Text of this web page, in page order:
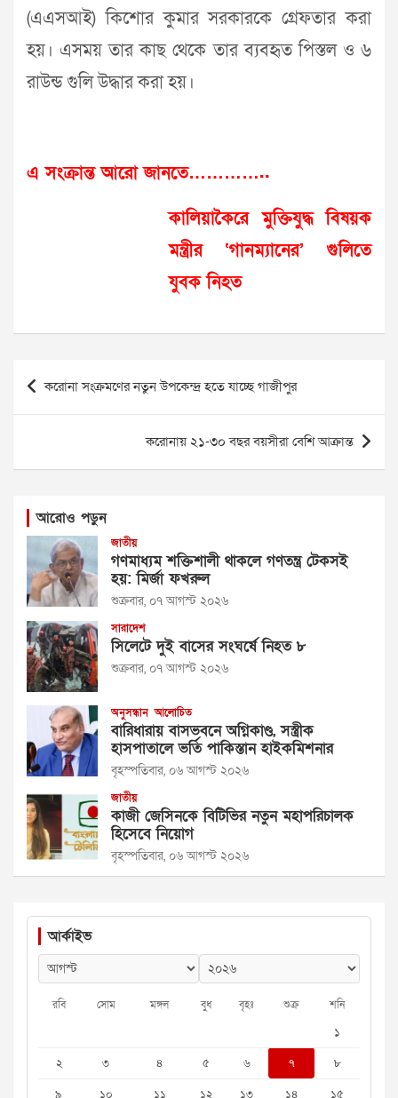
(এএসআই) কিশোর কুমার সরকারকে গ্রেফতার করা
হয়। এসময় তার কাছ থেকে তার ব্যবহৃত পিস্তল ও ৬
রাউন্ড গুলি উদ্ধার করা হয়।
এ সংক্রান্ত আরো জানতে…………..
কালিয়াকৈরে মুক্তিযুদ্ধ বিষয়ক
মন্ত্রীর ‘গানম্যানের’ গুলিতে
যুবক নিহত
Post
navigation
করোনা সংক্রমণের নতুন উপকেন্দ্র হতে যাচ্ছে গাজীপুর
করোনায় ২১-৩০ বছর বয়সীরা বেশি আক্রান্ত
আরোও পড়ুন
জাতীয়
গণমাধ্যম শক্তিশালী থাকলে গণতন্ত্র টেকসই
হয়: মির্জা ফখরুল
শুক্রবার, ০৭ আগস্ট ২০২৬
সারাদেশ
সিলেটে দুই বাসের সংঘর্ষে নিহত ৮
শুক্রবার, ০৭ আগস্ট ২০২৬
অনুসন্ধান আলোচিত
বারিধারায় বাসভবনে অগ্নিকাণ্ড, সস্ত্রীক
হাসপাতালে ভর্তি পাকিস্তান হাইকমিশনার
বৃহস্পতিবার, ০৬ আগস্ট ২০২৬
জাতীয়
কাজী জেসিনকে বিটিভির নতুন মহাপরিচালক
হিসেবে নিয়োগ
বৃহস্পতিবার, ০৬ আগস্ট ২০২৬
আর্কাইভ
রবি সোম মঙ্গল বুধ বৃহঃ শুক্র শনি
১
২
৩ ৪ ৫ ৬ ৭
৮
৯
১০ ১১ ১২ ১৩ ১৪ ১৫